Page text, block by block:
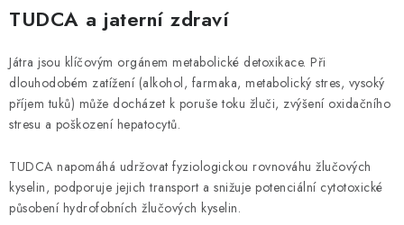
TUDCA a jaterní zdraví
Játra jsou klíčovým orgánem metabolické detoxikace. Při
dlouhodobém zatížení (alkohol, farmaka, metabolický stres, vysoký
příjem tuků) může docházet k poruše toku žluči, zvýšení oxidačního
stresu a poškození hepatocytů.
TUDCA napomáhá udržovat fyziologickou rovnováhu žlučových
kyselin, podporuje jejich transport a snižuje potenciální cytotoxické
působení hydrofobních žlučových kyselin.